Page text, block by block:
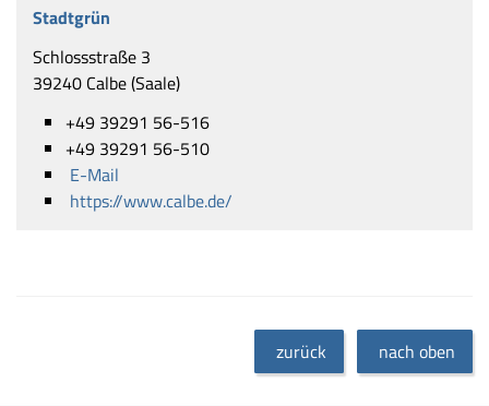
Stadtgrün
Schlossstraße 3
39240 Calbe (Saale)
+49 39291 56-516
+49 39291 56-510
E-Mail
https://www.calbe.de/
zurück nach oben